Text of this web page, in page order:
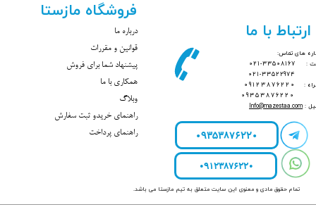
های تماس:
:
33508167-021
021-33522974
:
09123876220
09353876220
:
Info@mazestaa.com
ارتباط با ما
09353876220
09123876220
تمام حقوق مادی و معنوی این سایت متعلق به تیم مازستا می باشد.
فروشگاه مازستا
درباره ما
قوانین و مقررات
پیشنهاد شما برای فروش
همکاری با ما
وبلاگ
راهنمای خریدو ثبت سفارش
راهنمای پرداخت